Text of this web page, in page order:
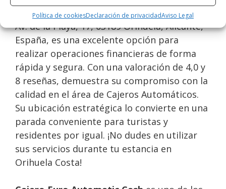
Política de cookiesDeclaración de privacidadAviso Legal
El Cajero Euro Automatic Cash, ubicado en
Av. de la Playa, 17, 03189 Orihuela, Alicante,
España, es una excelente opción para
realizar operaciones financieras de forma
rápida y segura. Con una valoración de 4,0 y
8 reseñas, demuestra su compromiso con la
calidad en el área de Cajeros Automáticos.
Su ubicación estratégica lo convierte en una
parada conveniente para turistas y
residentes por igual. ¡No dudes en utilizar
sus servicios durante tu estancia en
Orihuela Costa!